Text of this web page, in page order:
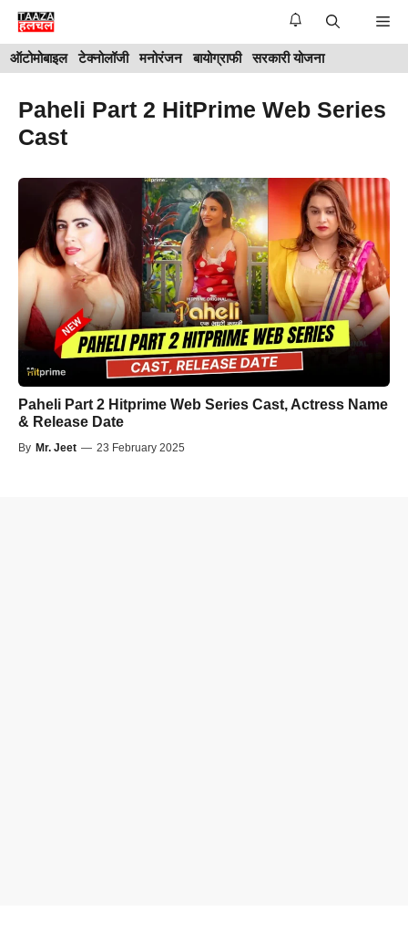
Skip
content
ऑटोमोबाइल टेक्नोलॉजी मनोरंजन बायोग्राफी सरकारी योजना
Paheli Part 2 HitPrime Web Series
Cast
Paheli Part 2 Hitprime Web Series Cast, Actress Name
& Release Date
By Mr. Jeet — 23 February 2025